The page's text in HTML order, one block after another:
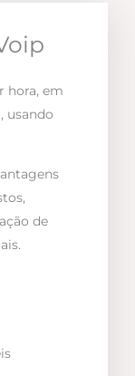
hora, em
usando
de